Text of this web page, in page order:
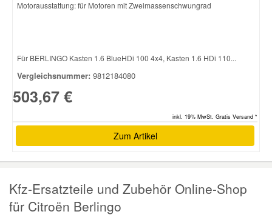
Motorausstattung: für Motoren mit Zweimassenschwungrad
Für BERLINGO Kasten 1.6 BlueHDi 100 4x4, Kasten 1.6 HDi 110...
Vergleichsnummer: 9812184080
503,67 €
inkl. 19% MwSt. Gratis Versand *
Zum Artikel
Kfz-Ersatzteile und Zubehör Online-Shop
für Citroën Berlingo